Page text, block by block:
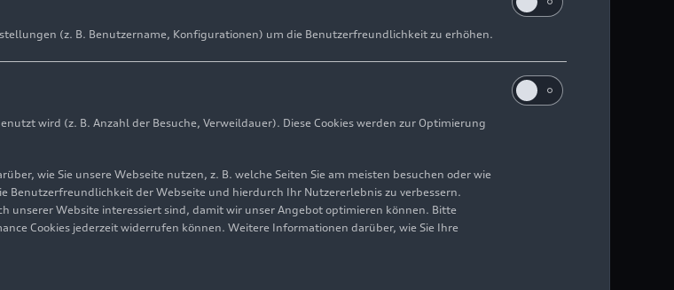
(z. B. Benutzername, Konfigurationen) um die Benutzerfreundlichkeit zu erhöhen.
wird (z. B. Anzahl der Besuche, Verweildauer). Diese Cookies werden zur Optimierung
wie Sie unsere Webseite nutzen, z. B. welche Seiten Sie am meisten besuchen oder wie
Benutzerfreundlichkeit der Webseite und hierdurch Ihr Nutzererlebnis zu verbessern.
unserer Website interessiert sind, damit wir unser Angebot optimieren können. Bitte
Cookies jederzeit widerrufen können. Weitere Informationen darüber, wie Sie Ihre